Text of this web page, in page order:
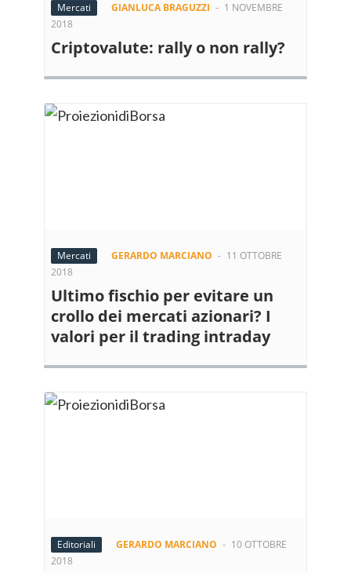
Mercati GIANLUCA BRAGUZZI - 1 NOVEMBRE
2018
Criptovalute: rally o non rally?
Mercati GERARDO MARCIANO - 11 OTTOBRE
2018
Ultimo fischio per evitare un
crollo dei mercati azionari? I
valori per il trading intraday
Editoriali GERARDO MARCIANO - 10 OTTOBRE
2018